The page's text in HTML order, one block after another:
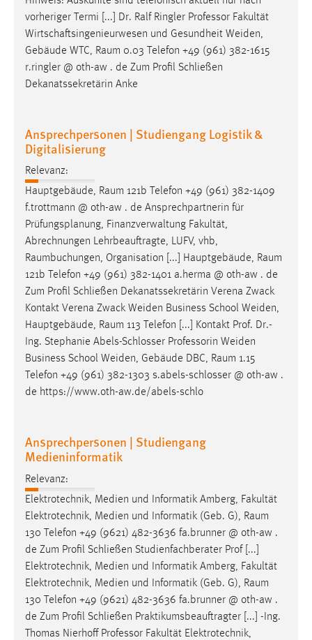
vorheriger Termi [...] Dr. Ralf Ringler Professor Fakultät
Wirtschaftsingenieurwesen und Gesundheit Weiden,
Gebäude WTC, Raum 0.03 Telefon +49 (961) 382-1615
r.ringler @ oth-aw . de Zum Profil Schließen
Dekanatssekretärin Anke
Ansprechpersonen | Studiengang Logistik &
Digitalisierung
Relevanz:
Hauptgebäude, Raum 121b Telefon +49 (961) 382-1409
f.trottmann @ oth-aw . de Ansprechpartnerin für
Prüfungsplanung, Finanzverwaltung Fakultät,
Abrechnungen Lehrbeauftragte, LUFV, vhb,
Raumbuchungen, Organisation [...] Hauptgebäude, Raum
121b Telefon +49 (961) 382-1401 a.herma @ oth-aw . de
Zum Profil Schließen Dekanatssekretärin Verena Zwack
Kontakt Verena Zwack Weiden Business School Weiden,
Hauptgebäude, Raum 113 Telefon [...] Kontakt Prof. Dr.-
Ing. Stephanie Abels-Schlosser Professorin Weiden
Business School Weiden, Gebäude DBC, Raum 1.15
Telefon +49 (961) 382-1303 s.abels-schlosser @ oth-aw .
de https://www.oth-aw.de/abels-schlo
Ansprechpersonen | Studiengang
Medieninformatik
Relevanz:
Elektrotechnik, Medien und Informatik Amberg, Fakultät
Elektrotechnik, Medien und Informatik (Geb. G), Raum
130 Telefon +49 (9621) 482-3636 fa.brunner @ oth-aw .
de Zum Profil Schließen Studienfachberater Prof [...]
Elektrotechnik, Medien und Informatik Amberg, Fakultät
Elektrotechnik, Medien und Informatik (Geb. G), Raum
130 Telefon +49 (9621) 482-3636 fa.brunner @ oth-aw .
de Zum Profil Schließen Praktikumsbeauftragter [...] -Ing.
Thomas Nierhoff Professor Fakultät Elektrotechnik,